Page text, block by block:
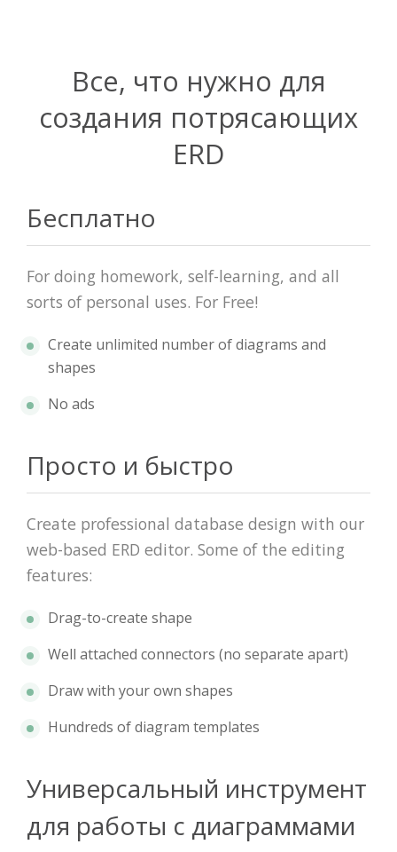
Все, что нужно для
создания потрясающих
ERD
Бесплатно
For doing homework, self-learning, and all
sorts of personal uses. For Free!
Create unlimited number of diagrams and
shapes
No ads
Просто и быстро
Create professional database design with our
web-based ERD editor. Some of the editing
features:
Drag-to-create shape
Well attached connectors (no separate apart)
Draw with your own shapes
Hundreds of diagram templates
Универсальный инструмент
для работы с диаграммами